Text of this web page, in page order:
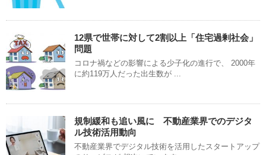
12県で世帯に対して2割以上「住宅過剰社会」
問題
コロナ禍などの影響による少子化の進行で、 2000年
に約119万人だった出生数が ...
規制緩和も追い風に 不動産業界でのデジタ
ル技術活用動向
不動産業界でデジタル技術を活用したスタートアップ